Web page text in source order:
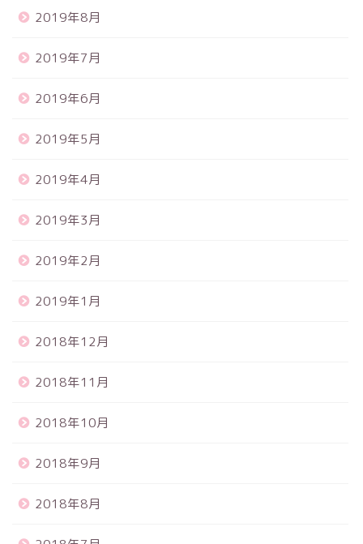
2019年8月
2019年7月
2019年6月
2019年5月
2019年4月
2019年3月
2019年2月
2019年1月
2018年12月
2018年11月
2018年10月
2018年9月
2018年8月